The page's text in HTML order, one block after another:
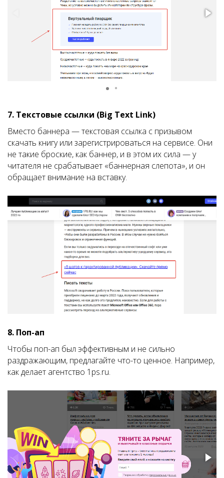
7. Текстовые ссылки (Big Text Link)
Вместо баннера — текстовая ссылка с призывом
скачать книгу или зарегистрироваться на сервисе. Они
не такие броские, как баннер, и в этом их сила — у
читателя не срабатывает «баннерная слепота», и он
обращает внимание на вставку.
8. Поп-ап
Чтобы поп-ап был эффективным и не сильно
раздражающим, предлагайте что-то ценное. Например,
как делает агентство 1ps.ru.